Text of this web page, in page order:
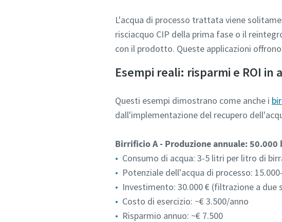
L'acqua di processo trattata viene
risciacquo CIP della prima fase o il
con il prodotto. Queste applicazioni
Esempi reali: risparmi e ROI in
Questi esempi dimostrano come anche i
dall'implementazione del recupero
Birrificio A - Produzione annuale: 50.000
Consumo di acqua: 3-5 litri per litro di
Potenziale dell'acqua di processo:
Investimento: 30.000 € (filtrazione a due
Costo di esercizio: ~€ 3.500/anno
Risparmio annuo: ~€ 7.500